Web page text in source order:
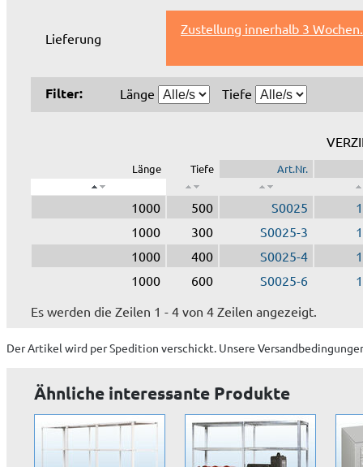
Lieferung
Zustellung innerhalb 3 Wochen.
Filter: Länge Tiefe
Länge Tiefe Art.Nr.
1000 500 S0025
1000
300 S0025-3
1000
400 S0025-4
1000
600 S0025-6
Es werden die Zeilen 1 - 4 von 4 Zeilen angezeigt.
Der Artikel wird per Spedition verschickt. Unsere
Ähnliche interessante Produkte